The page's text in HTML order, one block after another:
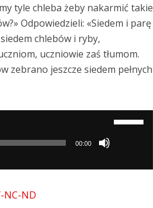
tyle chleba żeby nakarmić takie
Odpowiedzieli: «Siedem i parę
chlebów i ryby,
uczniowie zaś tłumom.
zebrano jeszcze siedem pełnych
00:00
NC-ND